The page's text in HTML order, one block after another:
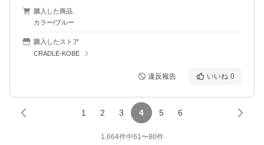
購入した商品
カラー/ブルー
購入したストア
CRADLE-KOBE
違反報告 いいね 0
1 2 3 4 5 6
1,664件中61〜80件